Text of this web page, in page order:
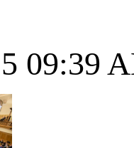
09:39